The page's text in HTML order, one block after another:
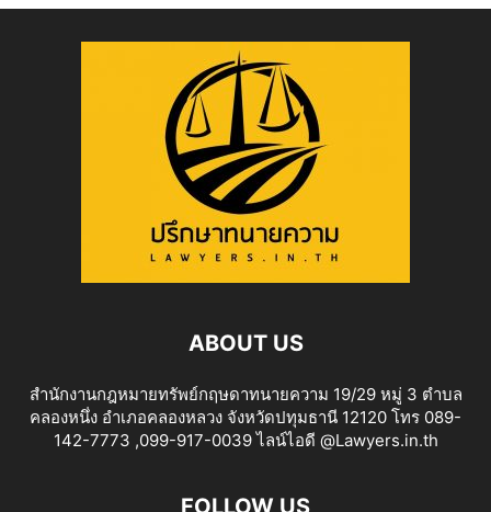
ABOUT US
สำนักงานกฎหมายทรัพย์กฤษดาทนายความ 19/29 หมู่ 3 ตำบล
คลองหนึ่ง อำเภอคลองหลวง จังหวัดปทุมธานี 12120 โทร 089-
142-7773 ,099-917-0039 ไลน์ไอดี @Lawyers.in.th
FOLLOW US